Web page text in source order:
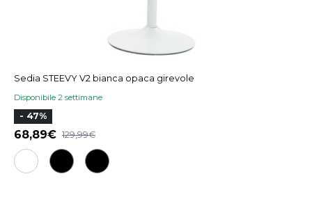
Sedia STEEVY V2 bianca opaca girevole
Disponibile 2 settimane
- 47%
68,89 129,99